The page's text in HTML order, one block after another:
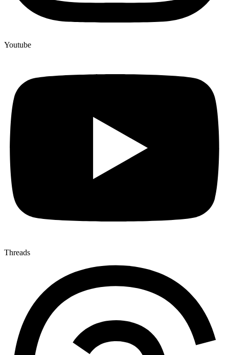
Youtube
Threads